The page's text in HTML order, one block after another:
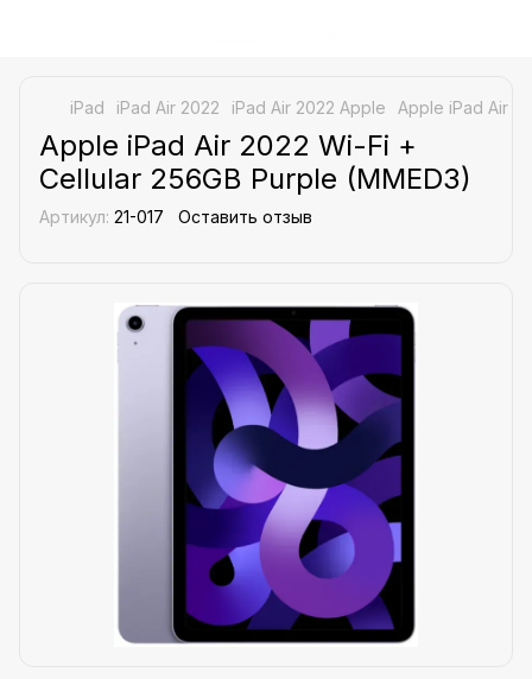
iPad iPad Air 2022 iPad Air 2022 Apple Apple iPad Air
Apple iPad Air 2022 Wi-Fi +
Cellular 256GB Purple (MMED3)
Артикул: 21-017 Оставить отзыв